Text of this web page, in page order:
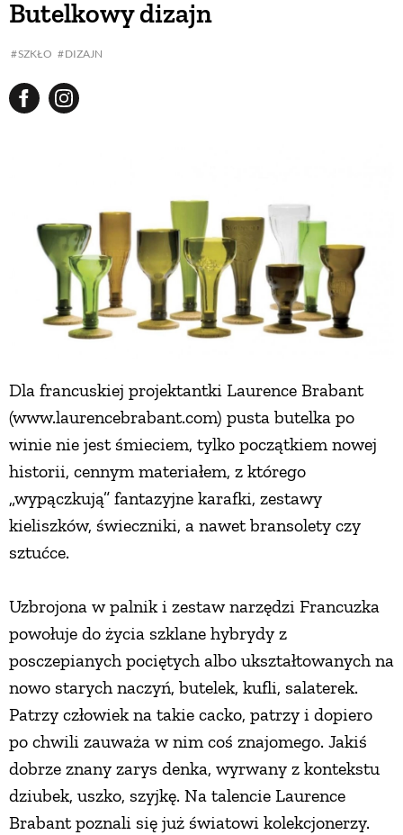
Butelkowy dizajn
SZKŁO DIZAJN
Dla francuskiej projektantki Laurence Brabant
(www.laurencebrabant.com) pusta butelka po
winie nie jest śmieciem, tylko początkiem nowej
historii, cennym materiałem, z którego
„wypączkują” fantazyjne karafki, zestawy
kieliszków, świeczniki, a nawet bransolety czy
sztućce.
Uzbrojona w palnik i zestaw narzędzi Francuzka
powołuje do życia szklane hybrydy z
posczepianych pociętych albo ukształtowanych na
nowo starych naczyń, butelek, kufli, salaterek.
Patrzy człowiek na takie cacko, patrzy i dopiero
po chwili zauważa w nim coś znajomego. Jakiś
dobrze znany zarys denka, wyrwany z kontekstu
dziubek, uszko, szyjkę. Na talencie Laurence
Brabant poznali się już światowi kolekcjonerzy.
ROŚLINY OGRODOWE
PORADY
ZIELEŃ W DOMU
PROJEKTOWANIE OGRODU
NATURALNIE
URODA
DLA DOMU
EKO ŻYCIE
PRZYRODA
ZWIERZĘTA DOMOWE